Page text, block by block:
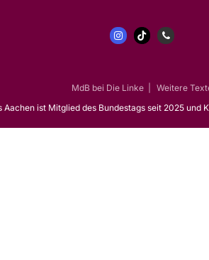
MdB bei Die Linke
Weitere
Aachen ist Mitglied des Bundestags seit 2025